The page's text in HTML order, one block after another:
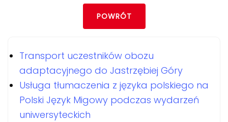
POWRÓT
Transport uczestników obozu
adaptacyjnego do Jastrzębiej Góry
Usługa tłumaczenia z języka polskiego na
Polski Język Migowy podczas wydarzeń
uniwersyteckich